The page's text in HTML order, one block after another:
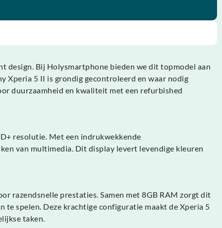
design. Bij Holysmartphone bieden we dit topmodel aan
Xperia 5 II is grondig gecontroleerd en waar nodig
duurzaamheid en kwaliteit met een refurbished
resolutie. Met een indrukwekkende
van multimedia. Dit display levert levendige kleuren
razendsnelle prestaties. Samen met 8GB RAM zorgt dit
te spelen. Deze krachtige configuratie maakt de Xperia 5
taken.